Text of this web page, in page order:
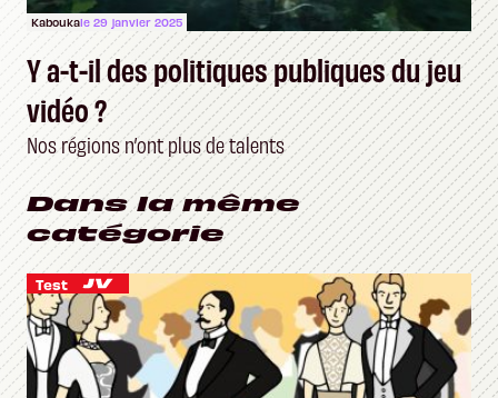
Kaboukale 29 janvier 2025
Y a-t-il des politiques publiques du jeu
vidéo ?
Nos régions n’ont plus de talents
Dans la même
catégorie
Test